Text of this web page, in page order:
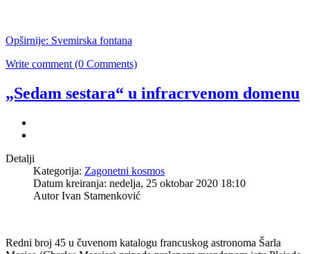
Opširnije: Svemirska fontana
Write comment (0 Comments)
„Sedam sestara“ u infracrvenom domenu
Detalji
Kategorija: Zagonetni kosmos
Datum kreiranja: nedelja, 25 oktobar 2020 18:10
Autor Ivan Stamenković
Redni broj 45 u čuvenom katalogu francuskog astronoma Šarla